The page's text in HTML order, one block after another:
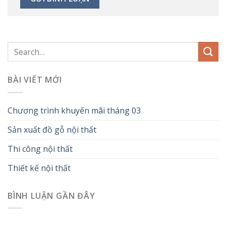
BÀI VIẾT MỚI
Chương trình khuyến mãi tháng 03
Sản xuất đồ gỗ nội thất
Thi công nội thất
Thiết kế nội thất
BÌNH LUẬN GẦN ĐÂY